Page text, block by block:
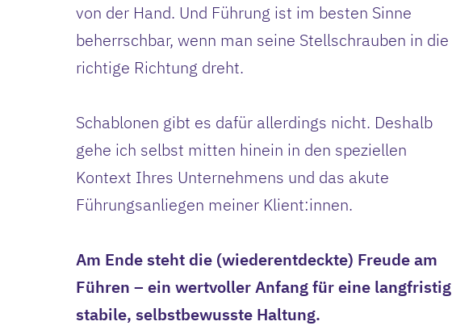
von der Hand. Und Führung ist im besten Sinne
beherrschbar, wenn man seine Stellschrauben in die
richtige Richtung dreht.
Schablonen gibt es dafür allerdings nicht. Deshalb
gehe ich selbst mitten hinein in den speziellen
Kontext Ihres Unternehmens und das akute
Führungsanliegen meiner Klient:innen.
Am Ende steht die (wiederentdeckte) Freude am
Führen – ein wertvoller Anfang für eine langfristig
stabile, selbstbewusste Haltung.